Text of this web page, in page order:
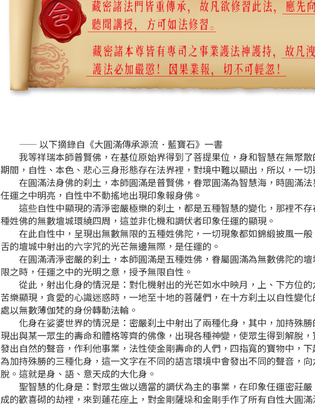
—— 以下摘錄自《大圓滿傳承源流．藍寶石》一書
我等祥瑞本師普賢佛，在基位原始界得到了菩提果位，身和智慧在無聚散
期間，自性、本色、悲心三身形態存在法界裡，對境中難以顯出，所以，一切
在圓滿法身佛的刹土，本師圓滿是普賢佛，眷眾圓滿為智慧海，時圓滿法
任運之中明亮，自性中不動搖地出現印象報身佛。
這些自性中顯現的清淨密嚴極樂的刹土，都是五種智慧的變化，那裡不存
種姓佛的無數壇城環繞四周，這並非化機和調伏者印象任運的顯現。
在此自性中，呈現出無數無限的五種姓佛陀，一切現象都如錦緞披風一般
舌的壇城中射出的六字咒的光芒無邊無際，是任運的。
在圓滿清淨密嚴的刹土，本師圓滿是五種姓佛，眷屬圓滿為無數佛陀的壇
限之時，任運之中的光明之意，授予無限自性。
從此，射出化身的情況是：對化機射出的光芒如水中映月，上、下方位的
苦樂顯現，貪愛的心識迷惑時，一地至十地的菩薩們，在十方刹土以自性變
處以無數薄伽梵的身份轉動法輪。
化身在娑婆世界的情況是：密嚴刹土中射出了兩種化身，其中，加持殊勝
現出與某一眾生的壽命和體格等齊的佛像，出現各種神變，使眾生得到解脫
發出自然的聲音，作利他事業，法性使金剛壽命的人們，四指寬的寶物中，
為加持殊勝的三種化身，這一文字在不同的語言環境中會發出不同的聲音，
脫。這就是身、語、意天成的大化身。
聖智慧的化身是：對眾生做以適當的調伏為主的事業，在印象任運密莊嚴
成的歡喜砌的劫裡，來到蓮花座上，對金剛薩垛和金剛手作了所有自性大圓